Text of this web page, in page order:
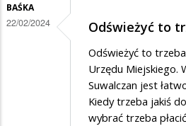
BAŚKA
22/02/2024 Odświeżyć to
Odświeżyć to
Urzędu Miejskiego.
Suwalczan jest
Kiedy trzeba jakiś
wybrać trzeba